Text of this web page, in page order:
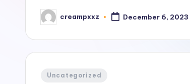
Posted
by
creampxxz December 6, 2023
Posted
Uncategorized